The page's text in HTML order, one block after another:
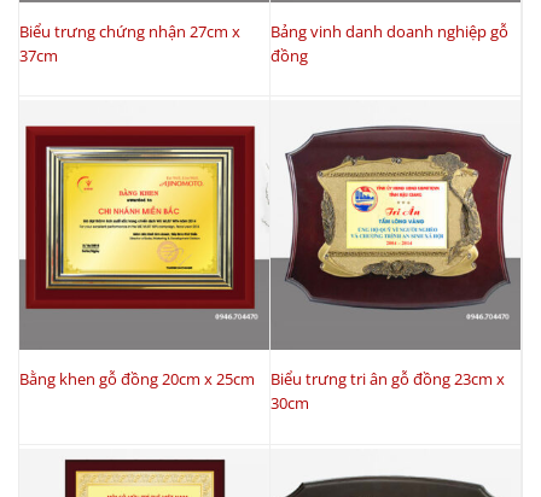
Biểu trưng chứng nhận 27cm x
37cm
Bảng vinh danh doanh nghiệp gỗ
đồng
Bằng khen gỗ đồng 20cm x 25cm
Biểu trưng tri ân gỗ đồng 23cm x
30cm